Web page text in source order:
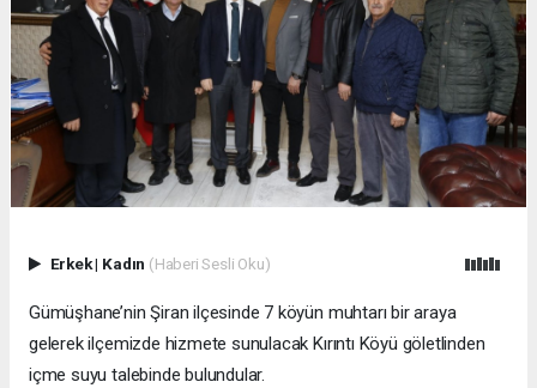
Erkek| Kadın (Haberi Sesli Oku)
Gümüşhane’nin Şiran ilçesinde 7 köyün muhtarı bir araya
gelerek ilçemizde hizmete sunulacak Kırıntı Köyü göletlinden
içme suyu talebinde bulundular.